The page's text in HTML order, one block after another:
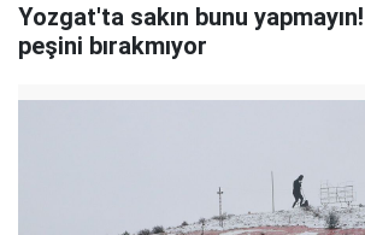
Yozgat'ta sakın bunu
peşini bırakmıyor